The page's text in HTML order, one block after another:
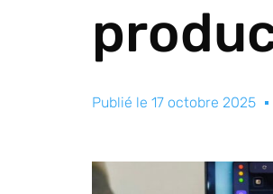
Publié le 17 octobre 2025